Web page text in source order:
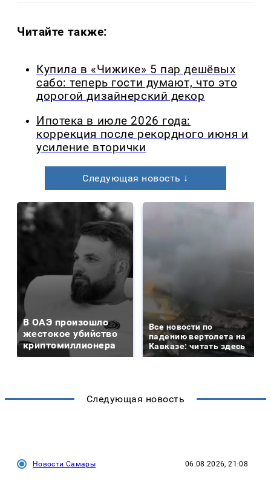
Читайте также:
Купила в «Чижике» 5 пар дешёвых
сабо: теперь гости думают, что это
дорогой дизайнерский декор
Ипотека в июле 2026 года:
коррекция после рекордного июня и
усиление вторички
Следующая новость ↓
В ОАЭ произошло
жестокое убийство
криптомиллионера
Все новости по
падению вертолета на
Кавказе: читать здесь
Следующая новость
Новости Самары 06.08.2026, 21:08